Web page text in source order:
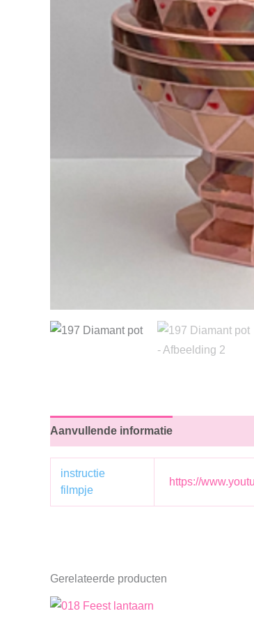
Aanvullende informatie
instructie
filmpje
https://
Gerelateerde producten